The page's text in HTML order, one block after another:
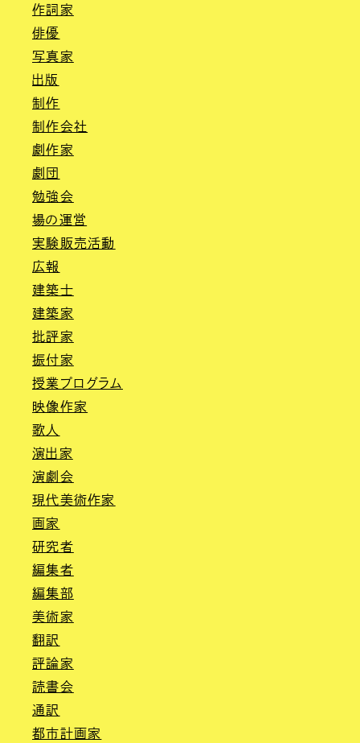
作詞家
俳優
写真家
出版
制作
制作会社
劇作家
劇団
勉強会
場の運営
実験販売活動
広報
建築士
建築家
批評家
振付家
授業プログラム
映像作家
歌人
演出家
演劇会
現代美術作家
画家
研究者
編集者
編集部
美術家
翻訳
評論家
読書会
通訳
都市計画家